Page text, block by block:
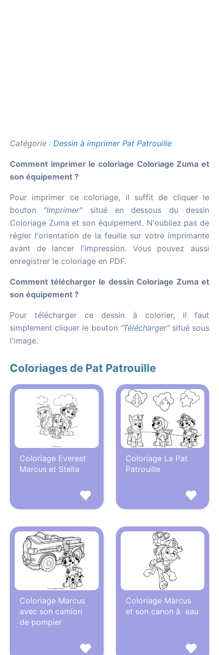
Catégorie : Dessin à imprimer Pat Patrouille
Comment imprimer le coloriage Coloriage Zuma et
son équipement ?
Pour imprimer ce coloriage, il suffit de cliquer le
bouton "Imprimer"situé en dessous du dessin
Coloriage Zuma et son équipement. N'oubliez pas de
régler l'orientation de la feuille sur votre imprimante
avant de lancer l'impression. Vous pouvez aussi
enregistrer le coloriage en PDF.
Comment télécharger le dessin Coloriage Zuma et
son équipement ?
Pour télécharger ce dessin à colorier, il faut
simplement cliquer le bouton "Télécharger"situé sous
l'image.
Coloriages de Pat Patrouille
Coloriage Everest
Marcus et Stella
Coloriage La Pat
Patrouille
Coloriage Marcus
avec son camion
de pompier
Coloriage Marcus
et son canon à eau